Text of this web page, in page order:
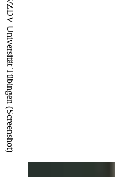
© TIMMS/ZDV Universität Tübingen (Screenshot)